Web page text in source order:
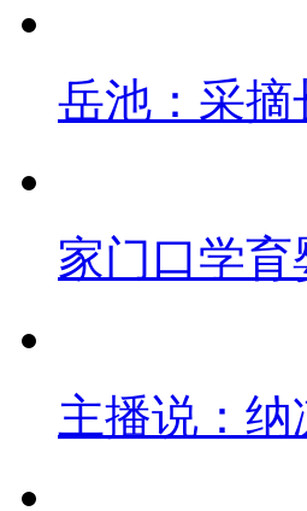
岳池：采
家门口学
主播说：